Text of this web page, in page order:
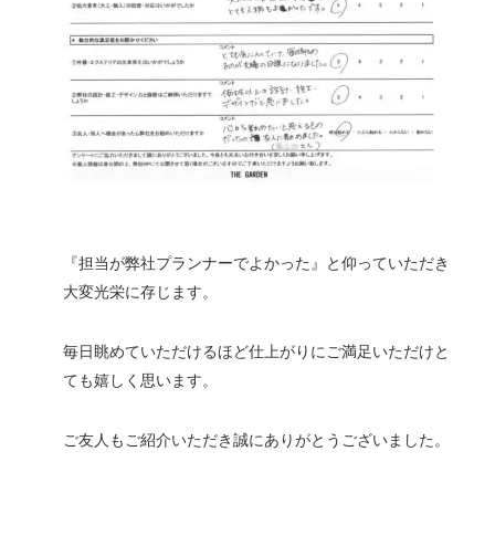
『担当が弊社プランナーでよかった』と仰っていただき
大変光栄に存じます。
毎日眺めていただけるほど仕上がりにご満足いただけと
ても嬉しく思います。
ご友人もご紹介いただき誠にありがとうございました。